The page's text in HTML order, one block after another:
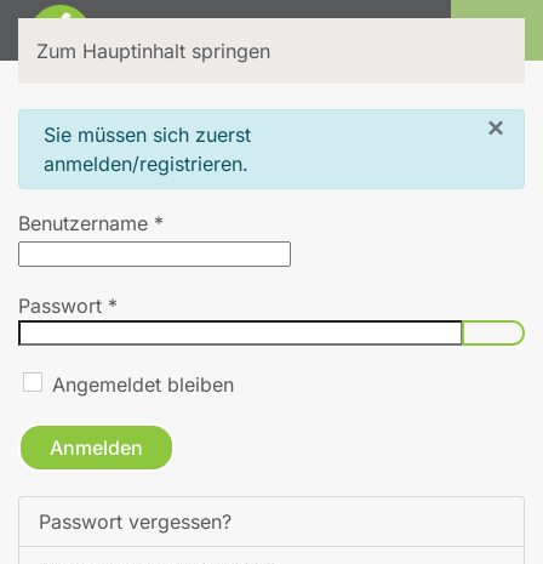
Zum Hauptinhalt springen
×
info
Sie müssen sich zuerst
anmelden/registrieren.
Benutzername *
Passwort *
Angemeldet bleiben
Anmelden
Passwort vergessen?